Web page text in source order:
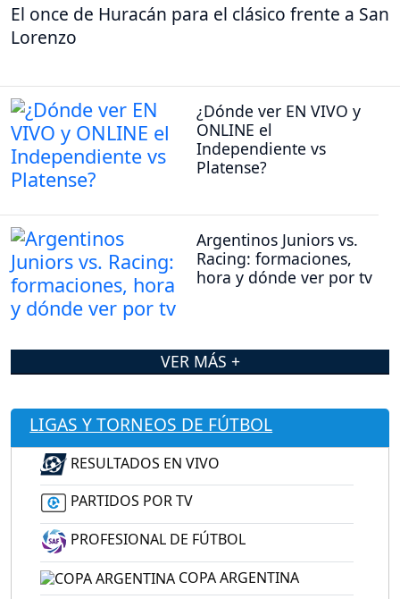
El once de Huracán para el clásico frente a San
Lorenzo
¿Dónde ver EN VIVO y
ONLINE el
Independiente vs
Platense?
Argentinos Juniors vs.
Racing: formaciones,
hora y dónde ver por tv
VER MÁS +
LIGAS Y TORNEOS DE FÚTBOL
RESULTADOS EN VIVO
PARTIDOS POR TV
PROFESIONAL DE FÚTBOL
COPA ARGENTINA